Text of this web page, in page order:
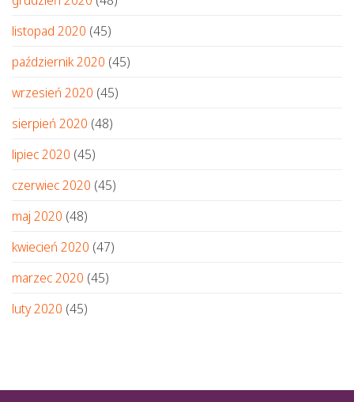
listopad 2020 (45)
październik 2020 (45)
wrzesień 2020 (45)
sierpień 2020 (48)
lipiec 2020 (45)
czerwiec 2020 (45)
maj 2020 (48)
kwiecień 2020 (47)
marzec 2020 (45)
luty 2020 (45)